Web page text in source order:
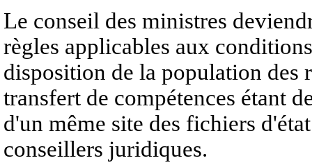
Le conseil des ministres
règles applicables aux
disposition de la population
transfert de compétences étant
d'un même site des fichiers
conseillers juridiques.